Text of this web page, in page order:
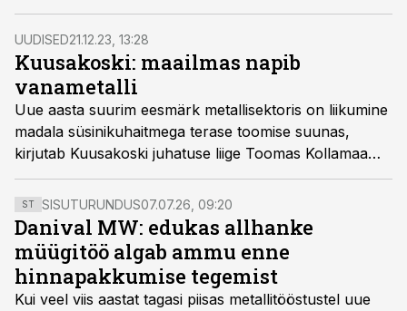
kogusid kokku 1,2 miljonit alumiiniumist
teeküünlaümbrist, mis töödeldakse ümber
limonaadipudeliteks, jalgrattaraamideks või näiteks
fooliumiks.
UUDISED21.12.23, 13:28
Kuusakoski: maailmas napib
vanametalli
Uue aasta suurim eesmärk metallisektoris on liikumine
madala süsinikuhaitmega terase toomise suunas,
kirjutab Kuusakoski juhatuse liige Toomas Kollamaa
värskes metallituru ülevaates.
ST SISUTURUNDUS07.07.26, 09:20
Danival MW: edukas allhanke
müügitöö algab ammu enne
hinnapakkumise tegemist
Kui veel viis aastat tagasi piisas metallitööstustel uue